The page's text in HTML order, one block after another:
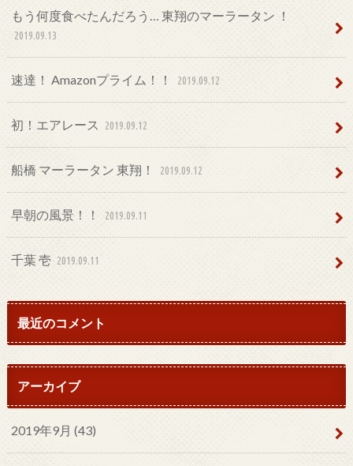
もう何度食べたんだろう… 東翔のマーラータン ！
2019.09.13
速達！ Amazonプライム！！ 2019.09.12
初！エアレース 2019.09.12
船橋 マーラータン 東翔！ 2019.09.12
早朝の風景！！ 2019.09.11
千葉 壱 2019.09.11
最近のコメント
アーカイブ
2019年9月 (43)